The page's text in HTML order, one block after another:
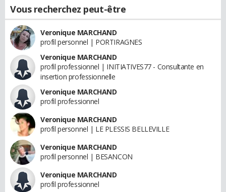
Vous recherchez peut-être
Veronique MARCHAND
profil personnel | PORTIRAGNES
Veronique MARCHAND
profil professionnel | INITIATIVES77 - Consultante en
insertion professionnelle
Veronique MARCHAND
profil professionnel
Veronique MARCHAND
profil personnel | LE PLESSIS BELLEVILLE
Veronique MARCHAND
profil personnel | BESANCON
Veronique MARCHAND
profil professionnel